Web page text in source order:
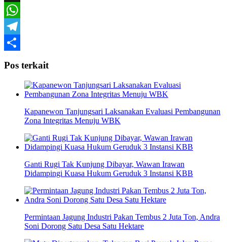
X
WhatsApp
Telegram
Pos terkait
Kapanewon Tanjungsari Laksanakan Evaluasi Pembangunan
Zona Integritas Menuju WBK
Ganti Rugi Tak Kunjung Dibayar, Wawan Irawan
Didampingi Kuasa Hukum Geruduk 3 Instansi KBB
Permintaan Jagung Industri Pakan Tembus 2 Juta Ton, Andra
Soni Dorong Satu Desa Satu Hektare